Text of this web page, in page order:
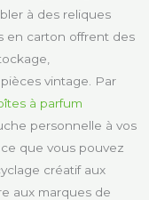
à des reliques
en carton offrent des
vintage. Par
à parfum
personnelle à vos
que vous pouvez
créatif aux
aux marques de